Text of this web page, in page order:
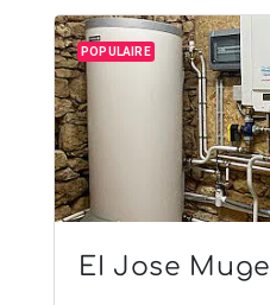
POPULAIRE
EI Jose Muge